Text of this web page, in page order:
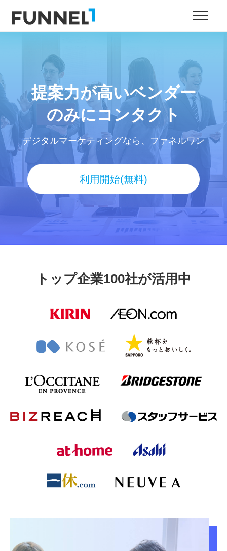
提案力が高いベンダー
のみにコンタクト
デジタルマーケティングなら、ファネルワン
利用開始(無料)
トップ企業100社が活用中